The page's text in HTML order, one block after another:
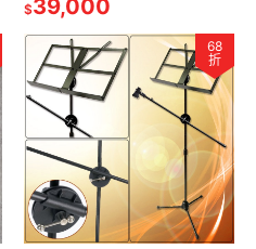
$39,000
68
折